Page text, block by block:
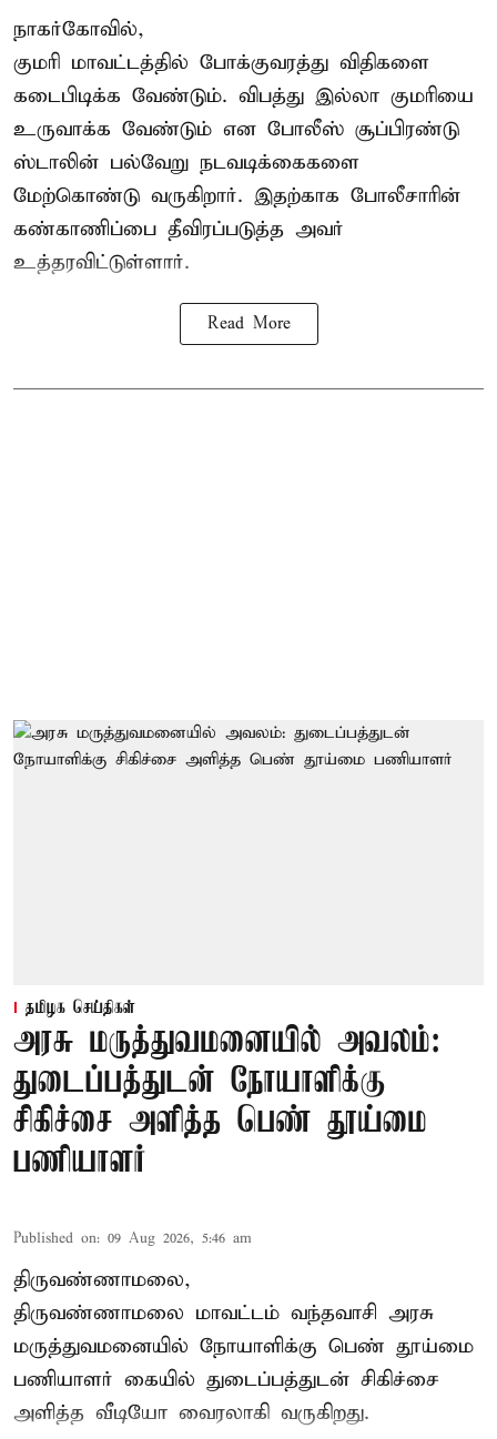
நாகர்கோவில்,
குமரி மாவட்டத்தில் போக்குவரத்து விதிகளை
கடைபிடிக்க வேண்டும். விபத்து இல்லா குமரியை
உருவாக்க வேண்டும் என போலீஸ் சூப்பிரண்டு
ஸ்டாலின் பல்வேறு நடவடிக்கைகளை
மேற்கொண்டு வருகிறார். இதற்காக போலீசாரின்
கண்காணிப்பை தீவிரப்படுத்த அவர்
உத்தரவிட்டுள்ளார்.
Read More
தமிழக செய்திகள்
அரசு மருத்துவமனையில் அவலம்:
துடைப்பத்துடன் நோயாளிக்கு
சிகிச்சை அளித்த பெண் தூய்மை
பணியாளர்
Published on: 09 Aug 2026, 5:46 am
திருவண்ணாமலை,
திருவண்ணாமலை மாவட்டம் வந்தவாசி அரசு
மருத்துவமனையில் நோயாளிக்கு பெண் தூய்மை
பணியாளர் கையில் துடைப்பத்துடன் சிகிச்சை
அளித்த வீடியோ வைரலாகி வருகிறது.